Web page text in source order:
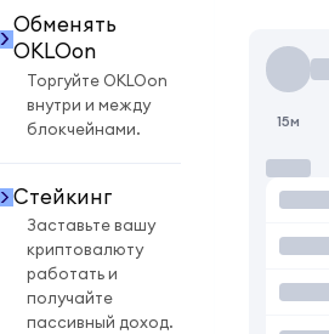
Обменять
OKLOon
Торгуйте OKLOon
внутри и между
блокчейнами.
Стейкинг
Заставьте вашу
криптовалюту
работать и
получайте
пассивный доход.
15м